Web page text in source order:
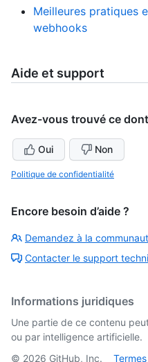
Meilleures pratiques
webhooks
Aide et support
Avez-vous trouvé ce
Oui Non
Politique de confidentialité
Encore besoin d’aide ?
Demandez à la
Contacter le support
Informations juridiques
Une partie de ce contenu
ou par intelligence artificielle.
© 2026 GitHub, Inc. Termes